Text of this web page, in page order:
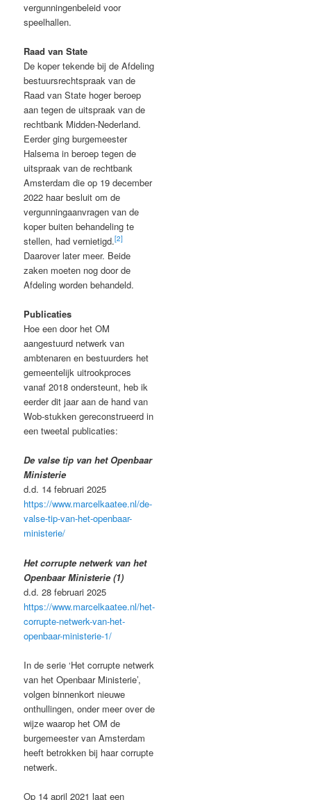
vergunningenbeleid voor
speelhallen.
Raad van State
De koper tekende bij de Afdeling
bestuursrechtspraak van de
Raad van State hoger beroep
aan tegen de uitspraak van de
rechtbank Midden-Nederland.
Eerder ging burgemeester
Halsema in beroep tegen de
uitspraak van de rechtbank
Amsterdam die op 19 december
2022 haar besluit om de
vergunningaanvragen van de
koper buiten behandeling te
stellen, had vernietigd.[2]
Daarover later meer. Beide
zaken moeten nog door de
Afdeling worden behandeld.
Publicaties
Hoe een door het OM
aangestuurd netwerk van
ambtenaren en bestuurders het
gemeentelijk uitrookproces
vanaf 2018 ondersteunt, heb ik
eerder dit jaar aan de hand van
Wob-stukken gereconstrueerd in
een tweetal publicaties:
De valse tip van het Openbaar
Ministerie
d.d. 14 februari 2025
https://www.marcelkaatee.nl/de-
valse-tip-van-het-openbaar-
ministerie/
Het corrupte netwerk van het
Openbaar Ministerie (1)
d.d. 28 februari 2025
https://www.marcelkaatee.nl/het-
corrupte-netwerk-van-het-
openbaar-ministerie-1/
In de serie ‘Het corrupte netwerk
van het Openbaar Ministerie’,
volgen binnenkort nieuwe
onthullingen, onder meer over de
wijze waarop het OM de
burgemeester van Amsterdam
heeft betrokken bij haar corrupte
netwerk.
Op 14 april 2021 laat een